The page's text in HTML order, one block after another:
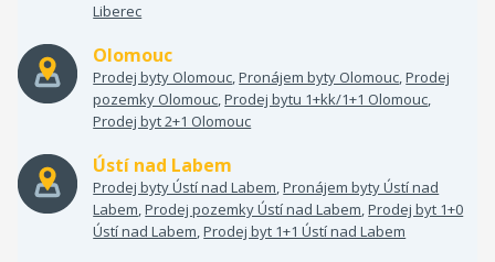
Liberec
Olomouc
Prodej byty Olomouc,Pronájem byty Olomouc,Prodej
pozemky Olomouc,Prodej bytu 1+kk/1+1 Olomouc,
Prodej byt 2+1 Olomouc
Ústí nad Labem
Prodej byty Ústí nad Labem,Pronájem byty Ústí nad
Labem,Prodej pozemky Ústí nad Labem,Prodej byt 1+0
Ústí nad Labem,Prodej byt 1+1 Ústí nad Labem